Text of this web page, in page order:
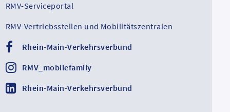
RMV-Serviceportal
RMV-Vertriebsstellen und Mobilitätszentralen
Rhein-Main-Verkehrsverbund
RMV_mobilefamily
Rhein-Main-Verkehrsverbund